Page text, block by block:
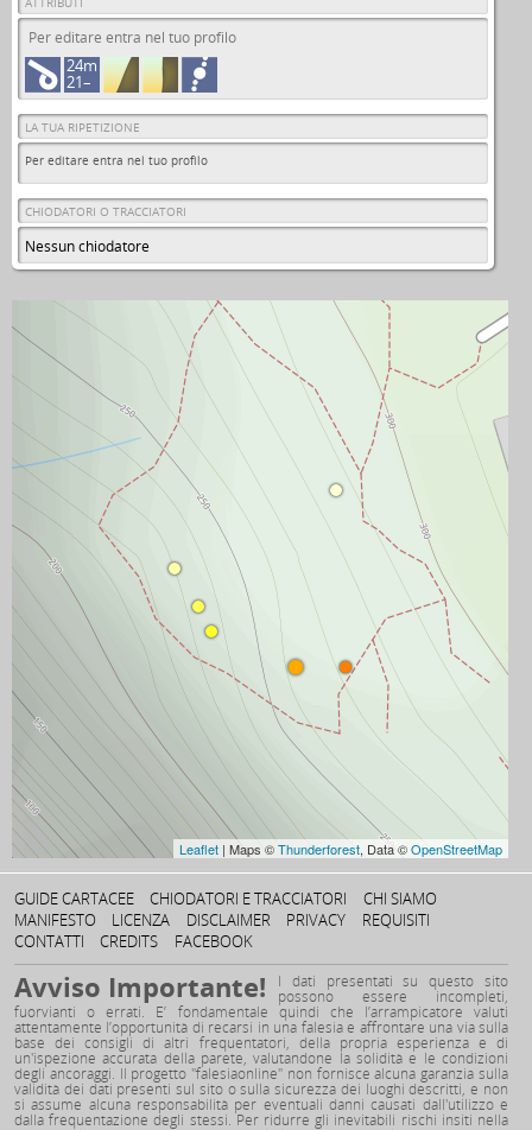
Leaflet | Maps ©Thunderforest, Data ©OpenStreetMap
Per editare entra nel tuo profilo
24m
21–
LA TUA RIPETIZIONE
Per editare entra nel tuo profilo
CHIODATORI O TRACCIATORI
Nessun chiodatore
GUIDE CARTACEE CHIODATORI E TRACCIATORI
CHI SIAMO
MANIFESTO
LICENZA DISCLAIMER PRIVACY
REQUISITI
CONTATTI
CREDITS FACEBOOK
Avviso Importante! I dati presentati su questo sito
possono essere incompleti,
fuorvianti o errati. E’ fondamentale quindi che l’arrampicatore valuti
attentamente l’opportunità di recarsi in una falesia e affrontare una via sulla
base dei consigli di altri frequentatori, della propria esperienza e di
un'ispezione accurata della parete, valutandone la solidità e le condizioni
degli ancoraggi. Il progetto "falesiaonline" non fornisce alcuna garanzia sulla
validità dei dati presenti sul sito o sulla sicurezza dei luoghi descritti, e non
si assume alcuna responsabilità per eventuali danni causati dall'utilizzo e
dalla frequentazione degli stessi. Per ridurre gli inevitabili rischi insiti nella